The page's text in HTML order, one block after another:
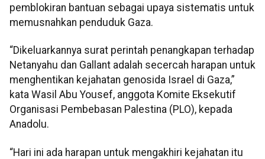
pemblokiran bantuan sebagai upaya sistematis untuk
memusnahkan penduduk Gaza.
“Dikeluarkannya surat perintah penangkapan terhadap
Netanyahu dan Gallant adalah secercah harapan untuk
menghentikan kejahatan genosida Israel di Gaza,”
kata Wasil Abu Yousef, anggota Komite Eksekutif
Organisasi Pembebasan Palestina (PLO), kepada
Anadolu.
“Hari ini ada harapan untuk mengakhiri kejahatan itu